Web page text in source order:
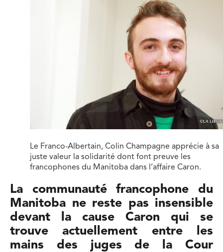
Le Franco-Albertain, Colin Champagne apprécie à sa
juste valeur la solidarité dont font preuve les
francophones du Manitoba dans l’affaire Caron.
La communauté francophone du
Manitoba ne reste pas insensible
devant la cause Caron qui se
trouve actuellement entre les
mains des juges de la Cour